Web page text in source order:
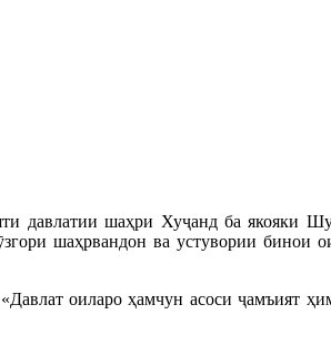
давлатии шаҳри Хуҷанд ба якояки
шаҳрвандон ва устувории бинои
оиларо ҳамчун асоси ҷамъият